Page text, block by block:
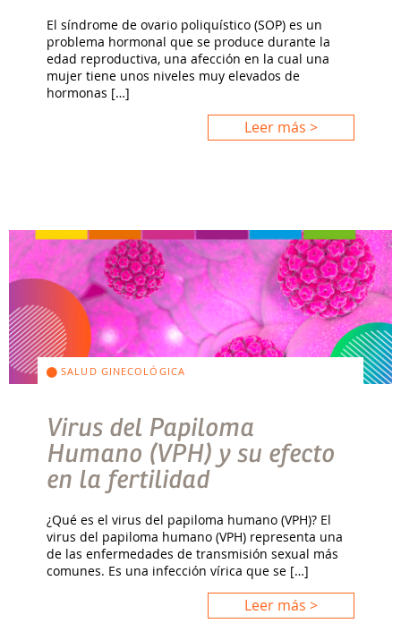
El síndrome de ovario poliquístico (SOP) es un
problema hormonal que se produce durante la
edad reproductiva, una afección en la cual una
mujer tiene unos niveles muy elevados de
hormonas […]
Leer más >
SALUD GINECOLÓGICA
Virus del Papiloma
Humano (VPH) y su efecto
en la fertilidad
¿Qué es el virus del papiloma humano (VPH)? El
virus del papiloma humano (VPH) representa una
de las enfermedades de transmisión sexual más
comunes. Es una infección vírica que se […]
Leer más >